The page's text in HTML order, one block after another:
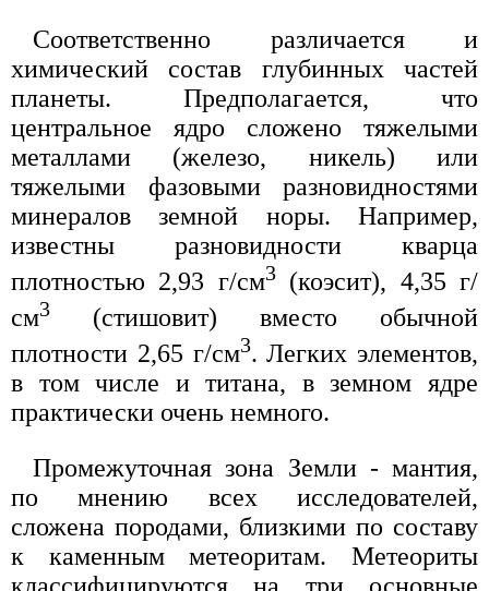
Соответственно различается и
химический состав глубинных частей
планеты. Предполагается, что
центральное ядро сложено тяжелыми
металлами (железо, никель) или
тяжелыми фазовыми разновидностями
минералов земной норы. Например,
известны разновидности кварца
плотностью 2,93 г/см3(коэсит), 4,35 г/
см3 (стишовит) вместо обычной
плотности 2,65 г/см3. Легких элементов,
в том числе и титана, в земном ядре
практически очень немного.
Промежуточная зона Земли - мантия,
по мнению всех исследователей,
сложена породами, близкими по составу
к каменным метеоритам. Метеориты